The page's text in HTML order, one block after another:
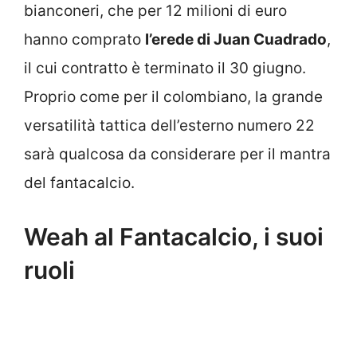
bianconeri, che per 12 milioni di euro
hanno comprato l’erede di Juan Cuadrado,
il cui contratto è terminato il 30 giugno.
Proprio come per il colombiano, la grande
versatilità tattica dell’esterno numero 22
sarà qualcosa da considerare per il mantra
del fantacalcio.
Weah al Fantacalcio, i suoi
ruoli